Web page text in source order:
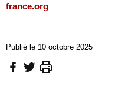
france.org
Publié le 10 octobre 2025